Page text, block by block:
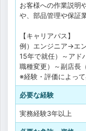
お客様への作業説明
や、部品管理や保証
【キャリアパス】
例）エンジニア→エ
15年で就任）～アド
職種変更）～副店長
※経験・評価によっ
必要な経験
実務経験3年以上